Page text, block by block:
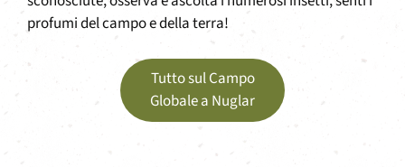
profumi del campo e della terra!
Tutto sul Campo
Globale a Nuglar